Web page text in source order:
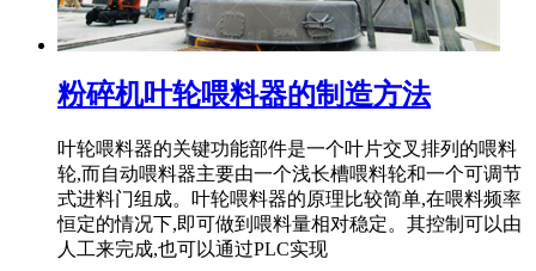
粉碎机叶轮喂料器的制造方法
叶轮喂料器的关键功能部件是一个叶片交叉排列的喂料
轮,而自动喂料器主要由一个浅长槽喂料轮和一个可调节
式进料门组成。叶轮喂料器的原理比较简单,在喂料频率
恒定的情况下,即可做到喂料量相对稳定。其控制可以由
人工来完成,也可以通过PLC实现